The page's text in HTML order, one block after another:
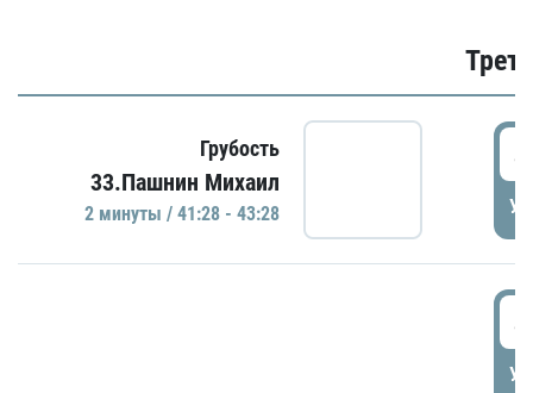
Грубость
33.Пашнин Михаил
2 минуты / 41:28 - 43:28